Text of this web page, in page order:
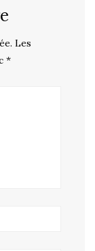
Les
*